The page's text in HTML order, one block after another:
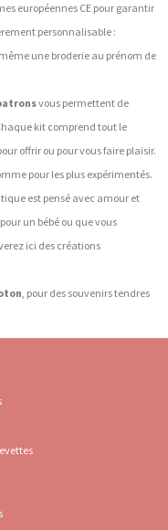
européennes CE pour garantir
personnalisable :
une broderie au prénom de
vous permettent de
kit comprend tout le
offrir ou pour vous faire plaisir.
pour les plus expérimentés.
est pensé avec amour et
un bébé ou que vous
ici des créations
, pour des souvenirs tendres